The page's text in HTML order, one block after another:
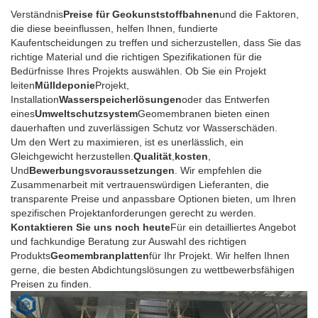
VerständnisPreise für Geokunststoffbahnenund die Faktoren,
die diese beeinflussen, helfen Ihnen, fundierte
Kaufentscheidungen zu treffen und sicherzustellen, dass Sie das
richtige Material und die richtigen Spezifikationen für die
Bedürfnisse Ihres Projekts auswählen. Ob Sie ein Projekt
leitenMülldeponieProjekt,
InstallationWasserspeicherlösungenoder das Entwerfen
einesUmweltschutzsystemGeomembranen bieten einen
dauerhaften und zuverlässigen Schutz vor Wasserschäden.
Um den Wert zu maximieren, ist es unerlässlich, ein
Gleichgewicht herzustellen. Qualität kosten
UndBewerbungsvoraussetzungen . Wir empfehlen die
Zusammenarbeit mit vertrauenswürdigen Lieferanten, die
transparente Preise und anpassbare Optionen bieten, um Ihren
spezifischen Projektanforderungen gerecht zu werden.
Kontaktieren Sie uns noch heuteFür ein detailliertes Angebot
und fachkundige Beratung zur Auswahl des richtigen
ProduktsGeomembranplattenfür Ihr Projekt. Wir helfen Ihnen
gerne, die besten Abdichtungslösungen zu wettbewerbsfähigen
Preisen zu finden.